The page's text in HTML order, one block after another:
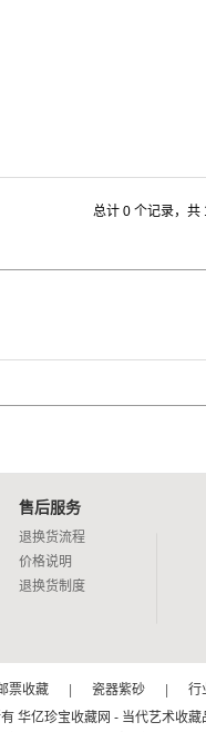
总计 0 个记录，共
售后服务
退换货流程
价格说明
退换货制度
票收藏 瓷器紫砂 行
华亿珍宝收藏网 - 当代艺术收